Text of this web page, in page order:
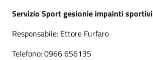
Servizio Sport gesionie impainti sportivi
Responsabile: Ettore Furfaro
Telefono: 0966 656135